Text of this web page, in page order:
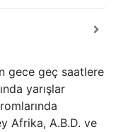
gece geç saatlere
yarışlar
Afrika, A.B.D. ve